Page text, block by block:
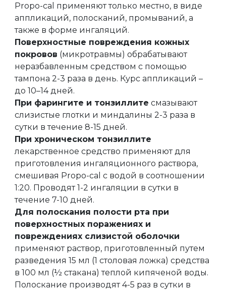
Propo-cal применяют только местно, в виде
аппликаций, полосканий, промываний, а
также в форме ингаляций.
Поверхностные повреждения кожных
покровов (микротравмы) обрабатывают
неразбавленным средством с помощью
тампона 2-3 раза в день. Курс аппликаций –
до 10–14 дней.
При фарингите и тонзиллите смазывают
слизистые глотки и миндалины 2-3 раза в
сутки в течение 8-15 дней.
При хроническом тонзиллите
лекарственное средство применяют для
приготовления ингаляционного раствора,
смешивая Propo-cal с водой в соотношении
1:20. Проводят 1-2 ингаляции в сутки в
течение 7-10 дней.
Для полоскания полости рта при
поверхностных поражениях и
повреждениях слизистой оболочки
применяют раствор, приготовленный путем
разведения 15 мл (1 столовая ложка) средства
в 100 мл (½ стакана) теплой кипяченой воды.
Полоскание производят 4-5 раз в сутки в